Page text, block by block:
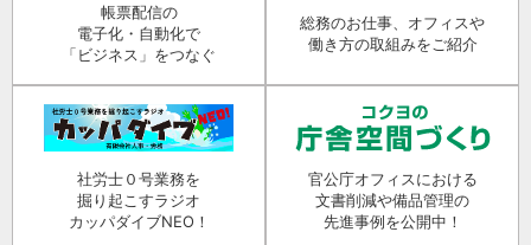
帳票配信の
電子化・自動化で
「ビジネス」をつなぐ
総務のお仕事、オフィスや
働き方の取組みをご紹介
社労士０号業務を
掘り起こすラジオ
カッパダイブNEO！
官公庁オフィスにおける
文書削減や備品管理の
先進事例を公開中！